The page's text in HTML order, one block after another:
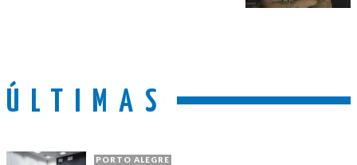
ÚLTIMAS
PORTO ALEGRE